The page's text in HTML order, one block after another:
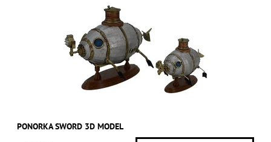
PONORKA SWORD 3D MODEL